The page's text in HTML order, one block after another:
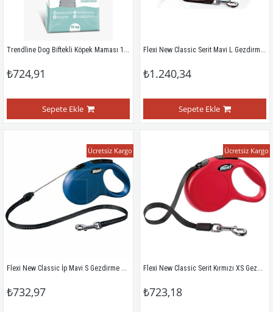
Trendline Dog Biftekli Köpek Maması 15 Kg
₺724,91
Sepete Ekle
Flexi New Classic Serit Mavi L Gezdirme Tasmasi 5 Mt
₺1.240,34
Sepete Ekle
Flexi New Classic İp Mavi S Gezdirme Tasması 5 Mt
₺732,97
Ücretsiz Kargo
Flexi New Classic Serit Kırmızı XS Gezdirme Tasmasi 3 Mt
₺723,18
Ücretsiz Kargo